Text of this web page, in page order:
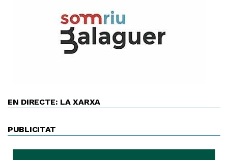
EN DIRECTE: LA XARXA
PUBLICITAT